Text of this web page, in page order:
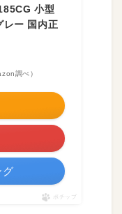
小型
レー 国内正
調べ）
グ
ポチップ